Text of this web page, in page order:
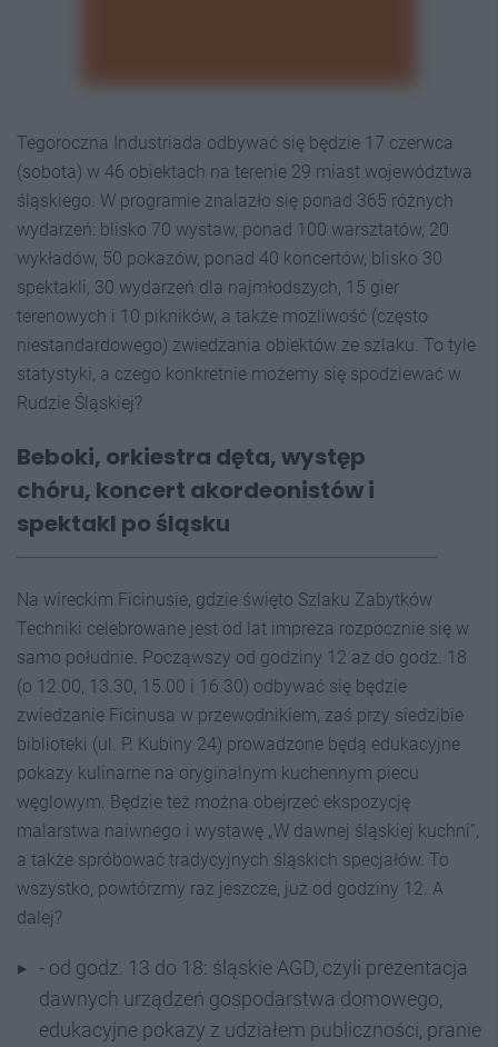
Tegoroczna Industriada odbywać się będzie 17 czerwca
(sobota) w 46 obiektach na terenie 29 miast województwa
śląskiego. W programie znalazło się ponad 365 różnych
wydarzeń: blisko 70 wystaw, ponad 100 warsztatów, 20
wykładów, 50 pokazów, ponad 40 koncertów, blisko 30
spektakli, 30 wydarzeń dla najmłodszych, 15 gier
terenowych i 10 pikników, a także możliwość (często
niestandardowego) zwiedzania obiektów ze szlaku. To tyle
statystyki, a czego konkretnie możemy się spodziewać w
Rudzie Śląskiej?
Beboki, orkiestra dęta, występ
chóru, koncert akordeonistów i
spektakl po śląsku
Na wireckim Ficinusie, gdzie święto Szlaku Zabytków
Techniki celebrowane jest od lat impreza rozpocznie się w
samo południe. Począwszy od godziny 12 aż do godz. 18
(o 12.00, 13.30, 15.00 i 16.30) odbywać się będzie
zwiedzanie Ficinusa w przewodnikiem, zaś przy siedzibie
biblioteki (ul. P. Kubiny 24) prowadzone będą edukacyjne
pokazy kulinarne na oryginalnym kuchennym piecu
węglowym. Będzie też można obejrzeć ekspozycję
malarstwa naiwnego i wystawę „W dawnej śląskiej kuchni”,
a także spróbować tradycyjnych śląskich specjałów. To
wszystko, powtórzmy raz jeszcze, już od godziny 12. A
dalej?
- od godz. 13 do 18: śląskie AGD, czyli prezentacja
dawnych urządzeń gospodarstwa domowego,
edukacyjne pokazy z udziałem publiczności, pranie